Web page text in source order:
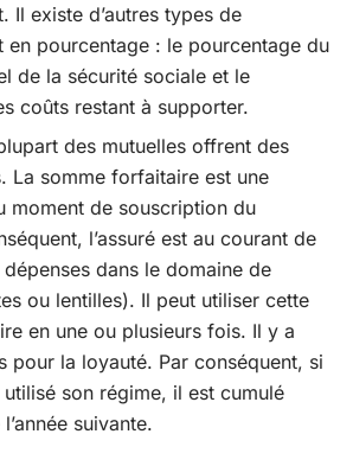
Il existe d’autres types de
en pourcentage : le pourcentage du
de la sécurité sociale et le
coûts restant à supporter.
des mutuelles offrent des
La somme forfaitaire est une
moment de souscription du
l’assuré est au courant de
dans le domaine de
ou lentilles). Il peut utiliser cette
en une ou plusieurs fois. Il y a
pour la loyauté. Par conséquent, si
utilisé son régime, il est cumulé
suivante.